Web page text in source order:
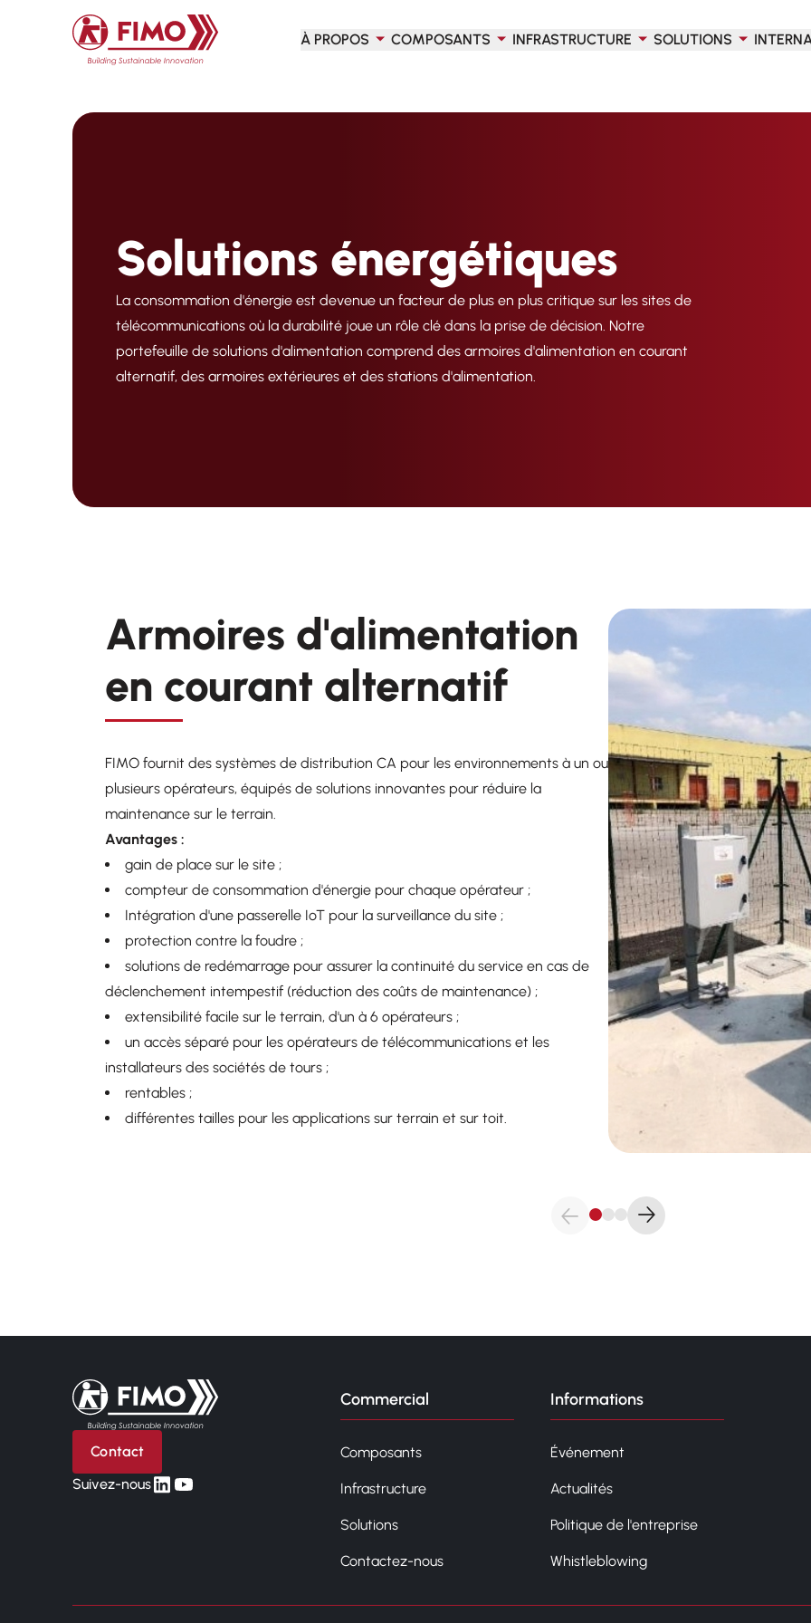
Retour à l'accueil
À PROPOS
COMPOSANTS INFRASTRUCTURE SOLUTIONS
Solutions énergétiques
La consommation d'énergie est devenue un facteur de plus en plus critique sur les sites de
télécommunications où la durabilité joue un rôle clé dans la prise de décision. Notre
portefeuille de solutions d'alimentation comprend des armoires d'alimentation en courant
alternatif, des armoires extérieures et des stations d'alimentation.
Armoires d'alimentation
en courant alternatif
FIMO fournit des systèmes de distribution CA pour les environnements à un ou
plusieurs opérateurs, équipés de solutions innovantes pour réduire la
maintenance sur le terrain.
Avantages :
gain de place sur le site ;
compteur de consommation d'énergie pour chaque opérateur ;
Intégration d'une passerelle IoT pour la surveillance du site ;
protection contre la foudre ;
solutions de redémarrage pour assurer la continuité du service en cas de
déclenchement intempestif (réduction des coûts de maintenance) ;
extensibilité facile sur le terrain, d'un à 6 opérateurs ;
un accès séparé pour les opérateurs de télécommunications et les
installateurs des sociétés de tours ;
rentables ;
différentes tailles pour les applications sur terrain et sur toit.
Retour à l'accueil
Contact
Suivez-nouslinkedin
yt
Commercial
Composants
Infrastructure
Solutions
Contactez-nous
Informations
Événement
Actualités
Politique de l'entreprise
Whistleblowing